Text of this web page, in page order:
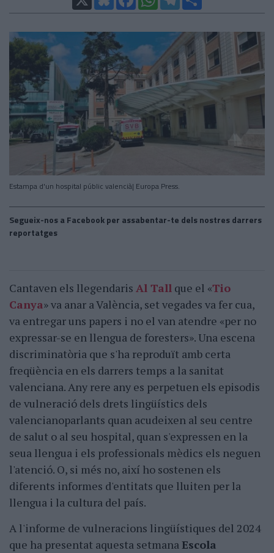
Estampa d'un hospital públic valencià| Europa Press.
Segueix-nos a Facebook per assabentar-te dels nostres darrers
reportatges
Cantaven els llegendaris Al Tall que el «Tio
Canya» va anar a València, set vegades va fer cua,
va entregar uns papers i no el van atendre «per no
expressar-se en llengua de foresters». Una escena
discriminatòria que s'ha reproduït amb certa
freqüència en els darrers temps a la sanitat
valenciana. Any rere any es perpetuen els episodis
de vulneració dels drets lingüístics dels
valencianoparlants quan acudeixen al seu centre
de salut o al seu hospital, quan s'expressen en la
seua llengua i els professionals mèdics els neguen
l'atenció. O, si més no, així ho sostenen els
diferents informes d'entitats que lluiten per la
llengua i la cultura del país.
A l'informe de vulneracions lingüístiques del 2024
que ha presentat aquesta setmanaEscola